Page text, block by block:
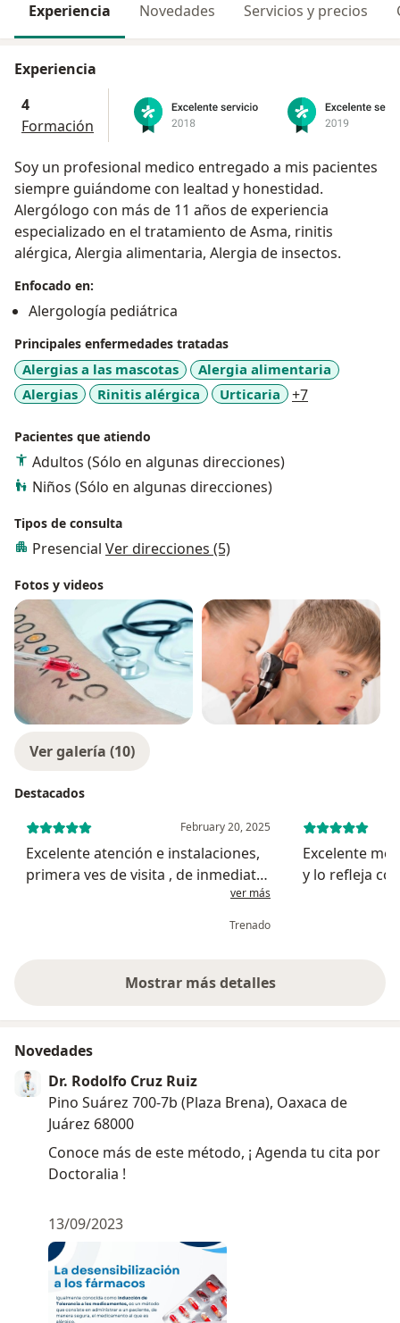
Experiencia Novedades Servicios y precios
Experiencia
4
Formación
Soy un profesional medico entregado a mis pacientes
siempre guiándome con lealtad y honestidad.
Alergólogo con más de 11 años de experiencia
especializado en el tratamiento de Asma, rinitis
alérgica, Alergia alimentaria, Alergia de insectos.
Enfocado en:
Alergología pediátrica
Principales enfermedades tratadas
Alergias a las mascotas
Alergia alimentaria
Alergias
Rinitis alérgica Urticaria +7
Pacientes que atiendo
Adultos (Sólo en algunas direcciones)
Niños (Sólo en algunas direcciones)
Tipos de consulta
Presencial Ver direcciones (5)
Fotos y videos
Ver galería (10)
Destacados
February 20, 2025
Excelente atención e instalaciones,
primera ves de visita , de inmediato
me dio las posibles causas , así
mismo realiza las pruebas alérgicas
ver más
Trenado
Excelente
y lo refleja
Mostrar más detalles
sobre la experiencia
Novedades
Dr. Rodolfo Cruz Ruiz
Pino Suárez 700-7b (Plaza Brena), Oaxaca de
Juárez 68000
Conoce más de este método, ¡ Agenda tu cita por
Doctoralia !
13/09/2023